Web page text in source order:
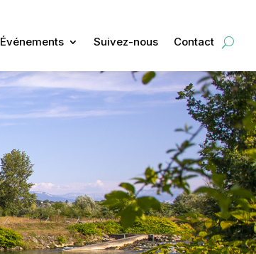
Événements Suivez-nous Contact